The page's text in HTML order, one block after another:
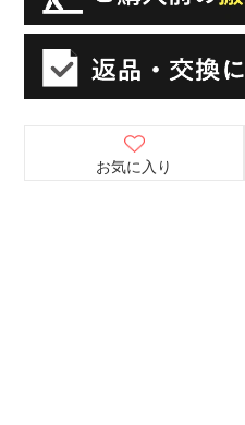
お気に入り